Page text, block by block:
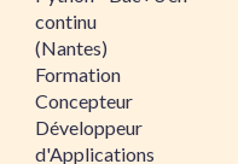
continu
(Nantes)
Formation
Concepteur
Développeur
d'Applications